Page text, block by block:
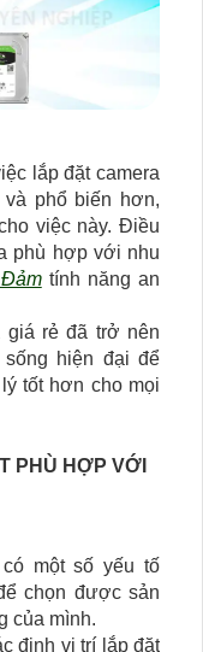
lắp đặt camera
phổ biến hơn,
việc này. Điều
phù hợp với nhu
tính năng an
giá rẻ đã trở nên
hiện đại để
tốt hơn cho mọi
PHÙ HỢP VỚI
một số yếu tố
chọn được sản
của mình.
định vị trí lắp đặt